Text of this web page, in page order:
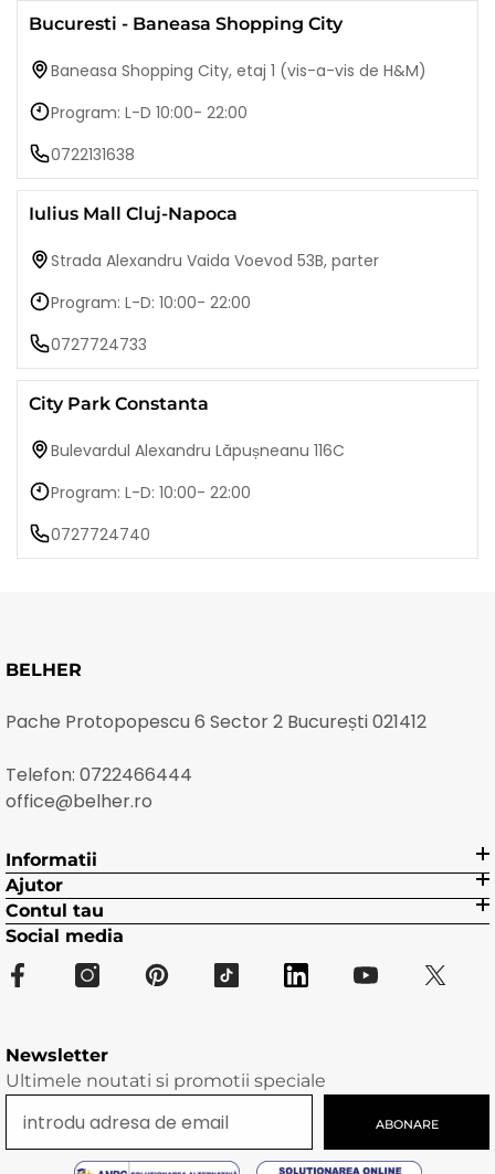
Bucuresti - Baneasa Shopping City
Baneasa Shopping City, etaj 1 (vis-a-vis de H&M)
Program: L-D 10:00- 22:00
0722131638
Iulius Mall Cluj-Napoca
Strada Alexandru Vaida Voevod 53B, parter
Program: L-D: 10:00- 22:00
0727724733
City Park Constanta
Bulevardul Alexandru Lăpușneanu 116C
Program: L-D: 10:00- 22:00
0727724740
BELHER
Pache Protopopescu 6 Sector 2 București 021412
Telefon: 0722466444
office@belher.ro
Informatii
Ajutor
Contul tau
Social media
Newsletter
Ultimele noutati si promotii speciale
ABONARE